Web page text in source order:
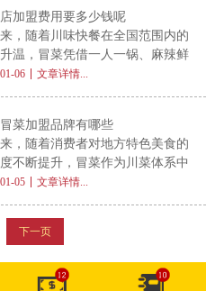
何理性看待这些排行榜，避免被
术误导，才是成功创业的关键。
牌，自然成为众多创业者考察加
的首选城市。不少投资者在调研
发出一个核心疑问： 成都加盟
家好一点 ？本文将从行业视角
帮助您避开营销噱头，聚焦真正
赖的加盟标准。 为什么选择成
菜品牌？ 成都是公认的冒菜之
加盟费用要多少钱呢
，随着川味快餐在全国范围内的
温，冒菜凭借一人一锅、麻辣鲜
材多样、出餐快捷等优势，成为
用要多少钱呢 ？这个问题看似
实则涉及选址、门店类型、品牌
区域差异等多重因素。本文将从
营角度出发，系统解析冒菜店加
体投入构成，帮助创业者科学规
算，规避隐形陷阱。 加盟费用并
数字，而是综合成本体系 很多
06 文章详情...
菜加盟品牌有哪些
，随着消费者对地方特色美食的
不断提升，冒菜作为川菜体系中
性快餐品类，凭借其麻辣鲜香、
速在全国范围内掀起热潮。然
面对市场上琳琅满目的冒菜加盟项
品牌有哪些 ？本文将从正宗性的
05 文章详情...
下一页